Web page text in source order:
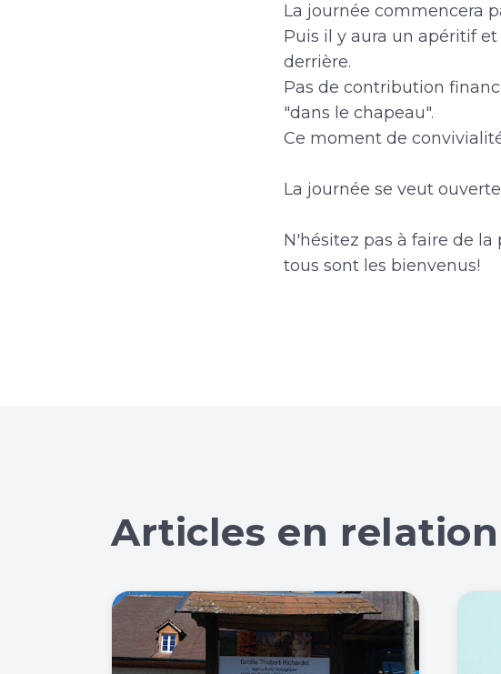
La journée commencera
Puis il y aura un apéritif
derrière.
Pas de contribution
"dans le chapeau".
Ce moment de
La journée se veut
N'hésitez pas à faire de
tous sont les bienvenus!
Articles en relation